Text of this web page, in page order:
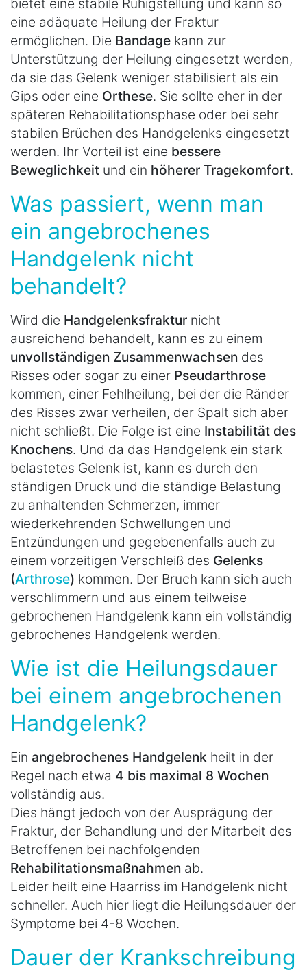
bietet eine stabile Ruhigstellung und kann so
eine adäquate Heilung der Fraktur
ermöglichen. Die Bandage kann zur
Unterstützung der Heilung eingesetzt werden,
da sie das Gelenk weniger stabilisiert als ein
Gips oder eine Orthese. Sie sollte eher in der
späteren Rehabilitationsphase oder bei sehr
stabilen Brüchen des Handgelenks eingesetzt
werden. Ihr Vorteil ist eine bessere
Beweglichkeit und ein höherer Tragekomfort.
Was passiert, wenn man
ein angebrochenes
Handgelenk nicht
behandelt?
Wird die Handgelenksfraktur nicht
ausreichend behandelt, kann es zu einem
unvollständigen Zusammenwachsen des
Risses oder sogar zu einer Pseudarthrose
kommen, einer Fehlheilung, bei der die Ränder
des Risses zwar verheilen, der Spalt sich aber
nicht schließt. Die Folge ist eine Instabilität des
Knochens. Und da das Handgelenk ein stark
belastetes Gelenk ist, kann es durch den
ständigen Druck und die ständige Belastung
zu anhaltenden Schmerzen, immer
wiederkehrenden Schwellungen und
Entzündungen und gegebenenfalls auch zu
einem vorzeitigen Verschleiß des Gelenks
(Arthrose) kommen. Der Bruch kann sich auch
verschlimmern und aus einem teilweise
gebrochenen Handgelenk kann ein vollständig
gebrochenes Handgelenk werden.
Wie ist die Heilungsdauer
bei einem angebrochenen
Handgelenk?
Ein angebrochenes Handgelenk heilt in der
Regel nach etwa 4 bis maximal 8 Wochen
vollständig aus.
Dies hängt jedoch von der Ausprägung der
Fraktur, der Behandlung und der Mitarbeit des
Betroffenen bei nachfolgenden
Rehabilitationsmaßnahmen ab.
Leider heilt eine Haarriss im Handgelenk nicht
schneller. Auch hier liegt die Heilungsdauer der
Symptome bei 4-8 Wochen.
Dauer der Krankschreibung